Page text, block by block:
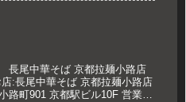
長尾中華そば 京都拉麺小路店
:長尾中華そば 京都拉麺小路店
路町901 京都駅ビル10F 営業時